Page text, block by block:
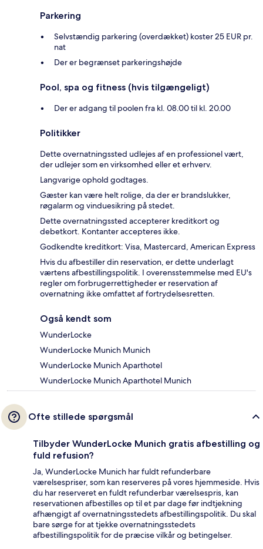
Parkering
Selvstændig parkering (overdækket) koster 25 EUR pr.
nat
Der er begrænset parkeringshøjde
Pool, spa og fitness (hvis tilgængeligt)
Der er adgang til poolen fra kl. 08.00 til kl. 20.00
Politikker
Dette overnatningssted udlejes af en professionel vært,
der udlejer som en virksomhed eller et erhverv.
Langvarige ophold godtages.
Gæster kan være helt rolige, da der er brandslukker,
røgalarm og vinduesikring på stedet.
Dette overnatningssted accepterer kreditkort og
debetkort. Kontanter accepteres ikke.
Godkendte kreditkort: Visa, Mastercard, American Express
Hvis du afbestiller din reservation, er dette underlagt
værtens afbestillingspolitik. I overensstemmelse med EU's
regler om forbrugerrettigheder er reservation af
overnatning ikke omfattet af fortrydelsesretten.
Også kendt som
WunderLocke
WunderLocke Munich Munich
WunderLocke Munich Aparthotel
WunderLocke Munich Aparthotel Munich
Ofte stillede spørgsmål
Tilbyder WunderLocke Munich gratis afbestilling og
fuld refusion?
Ja, WunderLocke Munich har fuldt refunderbare
værelsespriser, som kan reserveres på vores hjemmeside. Hvis
du har reserveret en fuldt refunderbar værelsespris, kan
reservationen afbestilles op til et par dage før indtjekning
afhængigt af overnatningsstedets afbestillingspolitik. Du skal
bare sørge for at tjekke overnatningsstedets
afbestillingspolitik for de præcise vilkår og betingelser.